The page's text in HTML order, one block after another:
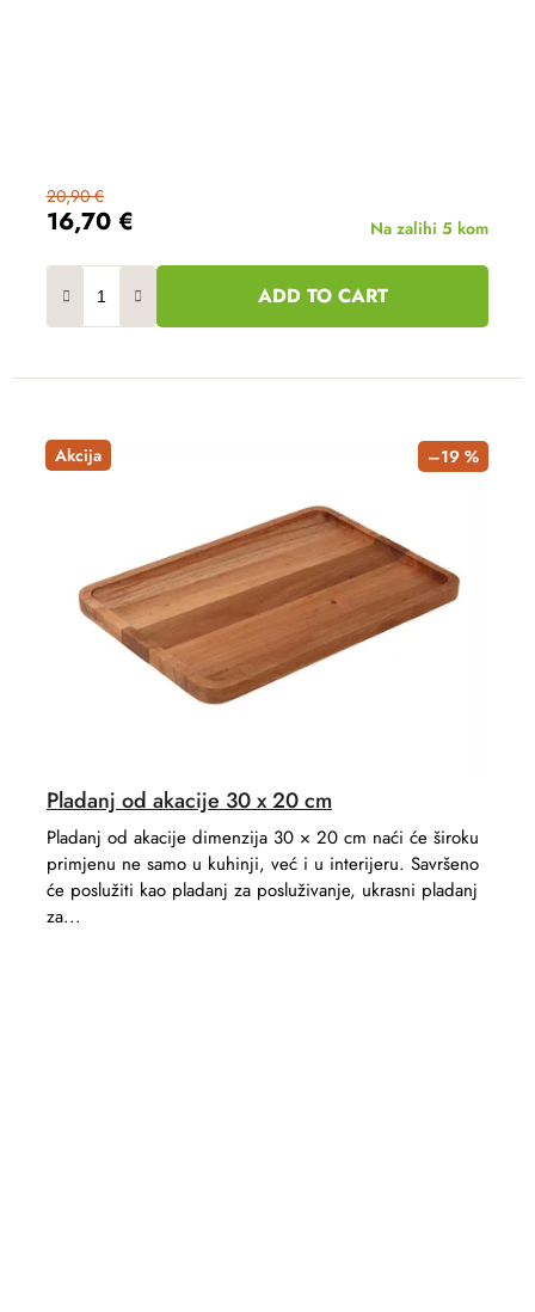
16,70 €
20,90 €
Na zalihi 5 kom
ADD TO CART
Akcija –19 %
Pladanj od akacije 30 x 20 cm
Pladanj od akacije dimenzija 30 × 20 cm naći će široku
primjenu ne samo u kuhinji, već i u interijeru. Savršeno
će poslužiti kao pladanj za posluživanje, ukrasni pladanj
za...